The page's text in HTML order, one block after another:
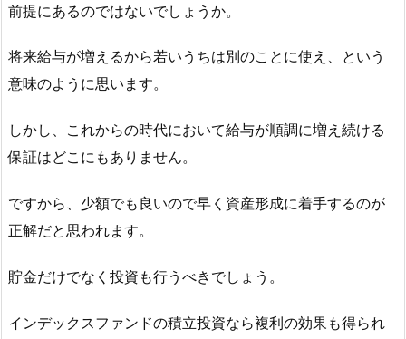
前提にあるのではないでしょうか。
将来給与が増えるから若いうちは別のことに使え、という
意味のように思います。
しかし、これからの時代において給与が順調に増え続ける
保証はどこにもありません。
ですから、少額でも良いので早く資産形成に着手するのが
正解だと思われます。
貯金だけでなく投資も行うべきでしょう。
インデックスファンドの積立投資なら複利の効果も得られ